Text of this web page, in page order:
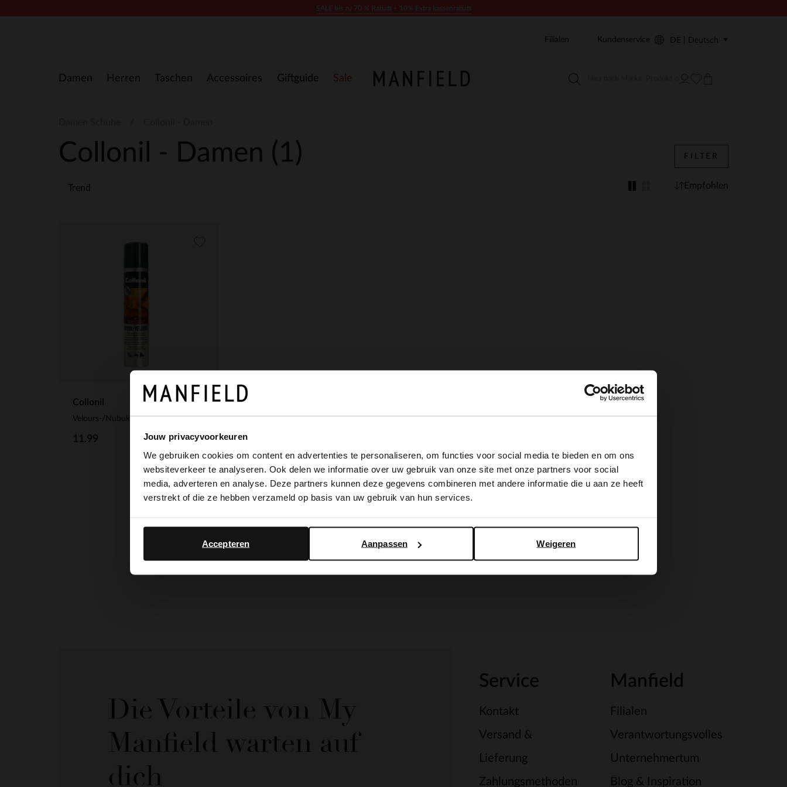
Jouw privacyvoorkeuren
We gebruiken cookies om content en advertenties te personaliseren, om functies voor social media te bieden en om ons
websiteverkeer te analyseren. Ook delen we informatie over uw gebruik van onze site met onze partners voor social
media, adverteren en analyse. Deze partners kunnen deze gegevens combineren met andere informatie die u aan ze heeft
verstrekt of die ze hebben verzameld op basis van uw gebruik van hun services.
Weigeren
Aanpassen
Accepteren
Damen Herren Taschen Accessoires Giftguide Sale
Filialen Kundenservice DE | Deutsch
Collonil - Damen (1)
Trend
FILTER
Empfohlen
Collonil
Velours-/Nubukleder-Spray braun 200ml
11.99
Die Vorteile von My
Manfield warten auf
dich
Service
Kontakt
Versand &
Lieferung
Zahlungsmethoden
Manfield
Filialen
Verantwortungsvolles
Unternehmertum
Blog & Inspiration
×
It looks like your language isn't Dutch. Would you like to